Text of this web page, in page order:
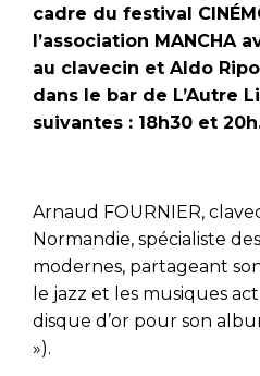
cadre du festival
l’association MANCHA
au clavecin et Aldo
dans le bar de L’Autre
suivantes : 18h30 et
Arnaud FOURNIER,
Normandie, spécialiste
modernes, partageant
le jazz et les musiques
disque d’or pour son
»).